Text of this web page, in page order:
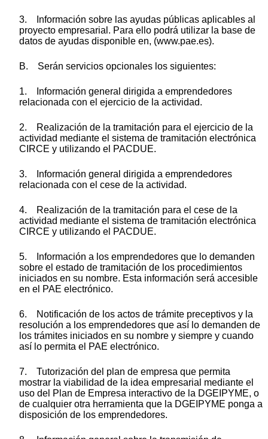
3. Información sobre las ayudas públicas aplicables al
proyecto empresarial. Para ello podrá utilizar la base de
datos de ayudas disponible en, (www.pae.es).
B. Serán servicios opcionales los siguientes:
1. Información general dirigida a emprendedores
relacionada con el ejercicio de la actividad.
2. Realización de la tramitación para el ejercicio de la
actividad mediante el sistema de tramitación electrónica
CIRCE y utilizando el PACDUE.
3. Información general dirigida a emprendedores
relacionada con el cese de la actividad.
4. Realización de la tramitación para el cese de la
actividad mediante el sistema de tramitación electrónica
CIRCE y utilizando el PACDUE.
5. Información a los emprendedores que lo demanden
sobre el estado de tramitación de los procedimientos
iniciados en su nombre. Esta información será accesible
en el PAE electrónico.
6. Notificación de los actos de trámite preceptivos y la
resolución a los emprendedores que así lo demanden de
los trámites iniciados en su nombre y siempre y cuando
así lo permita el PAE electrónico.
7. Tutorización del plan de empresa que permita
mostrar la viabilidad de la idea empresarial mediante el
uso del Plan de Empresa interactivo de la DGEIPYME, o
de cualquier otra herramienta que la DGEIPYME ponga a
disposición de los emprendedores.